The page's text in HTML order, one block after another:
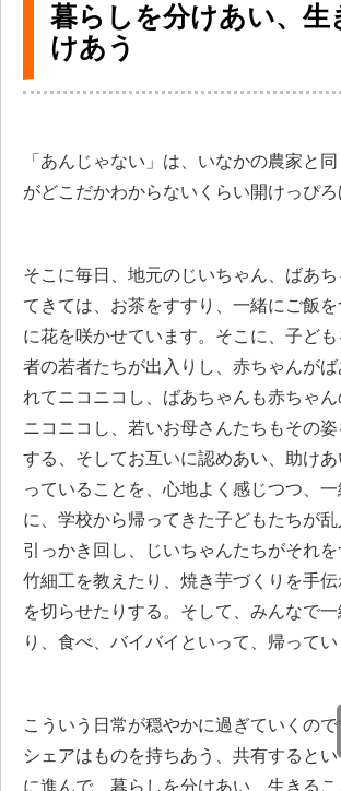
暮らしを分けあい、生
けあう
「あんじゃない」は、いなかの農家と
がどこだかわからないくらい開けっぴろ
そこに毎日、地元のじいちゃん、ばあ
てきては、お茶をすすり、一緒にご飯
に花を咲かせています。そこに、子ど
者の若者たちが出入りし、赤ちゃんが
れてニコニコし、ばあちゃんも赤ちゃ
ニコニコし、若いお母さんたちもその
する、そしてお互いに認めあい、助け
っていることを、心地よく感じつつ、
に、学校から帰ってきた子どもたちが
引っかき回し、じいちゃんたちがそれを
竹細工を教えたり、焼き芋づくりを手
を切らせたりする。そして、みんなで一
り、食べ、バイバイといって、帰ってい
こういう日常が穏やかに過ぎていくので
シェアはものを持ちあう、共有すると
に進んで、暮らしを分けあい、生きる